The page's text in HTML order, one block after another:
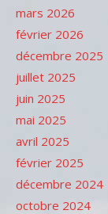
mars 2026
février 2026
décembre 2025
juillet 2025
juin 2025
mai 2025
avril 2025
février 2025
décembre 2024
octobre 2024